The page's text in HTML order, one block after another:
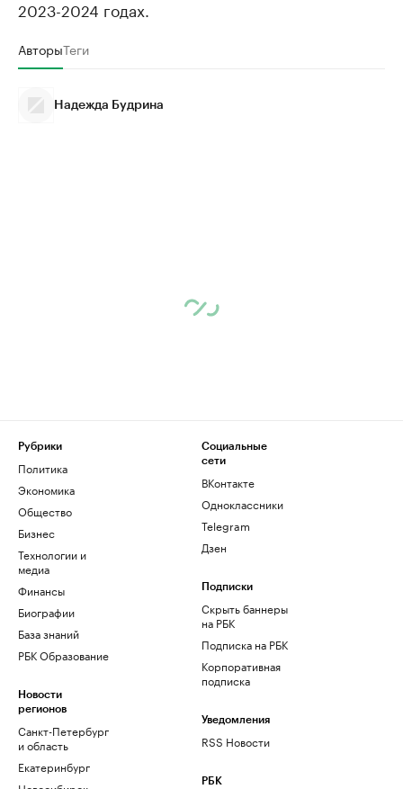
2023-2024 годах.
АвторыТеги
Надежда Будрина
Рубрики
Политика
Экономика
Общество
Бизнес
Технологии и
медиа
Финансы
Биографии
База знаний
РБК Образование
Новости
регионов
Санкт-Петербург
и область
Екатеринбург
Социальные
сети
ВКонтакте
Одноклассники
Telegram
Дзен
Подписки
Скрыть баннеры
на РБК
Подписка на РБК
Корпоративная
подписка
Уведомления
RSS Новости
РБК